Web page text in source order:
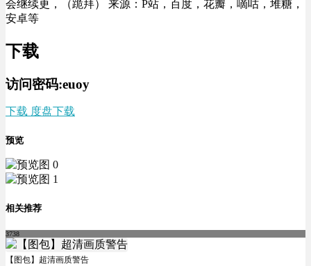
会继续更，（跪拜） 来源：P站，百度，花瓣，嘀咕，堆糖，
安卓等
下载
访问密码:euoy
下载 度盘下载
预览
相关推荐
3738
【图包】超清画质警告